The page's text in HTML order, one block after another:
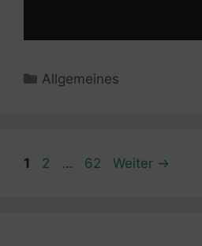
Kategorien
Allgemeines
Seite
1 Seite
2 … Seite
62 Weiter →